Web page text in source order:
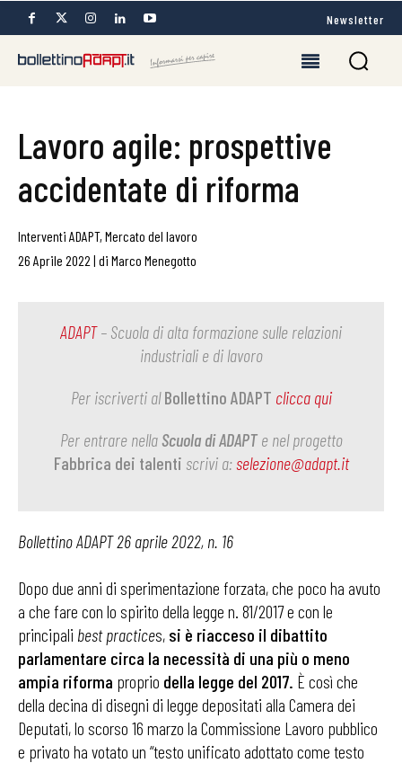
Newsletter
Lavoro agile: prospettive
accidentate di riforma
Interventi ADAPT, Mercato del lavoro
26 Aprile 2022 | di Marco Menegotto
ADAPT– Scuola di alta formazione sulle relazioni
industriali e di lavoro
Per iscriverti alBollettino ADAPT clicca qui
Per entrare nella Scuola di ADAPTe nel progetto
Fabbrica dei talenti scrivi a:selezione@adapt.it
Bollettino ADAPT 26 aprile 2022, n. 16
Dopo due anni di sperimentazione forzata, che poco ha avuto
a che fare con lo spirito della legge n. 81/2017 e con le
principali best practices, si è riacceso il dibattito
parlamentare circa la necessità di una più o meno
ampia riforma proprio della legge del 2017. È così che
della decina di disegni di legge depositati alla Camera dei
Deputati, lo scorso 16 marzo la Commissione Lavoro pubblico
e privato ha votato un “testo unificato adottato come testo